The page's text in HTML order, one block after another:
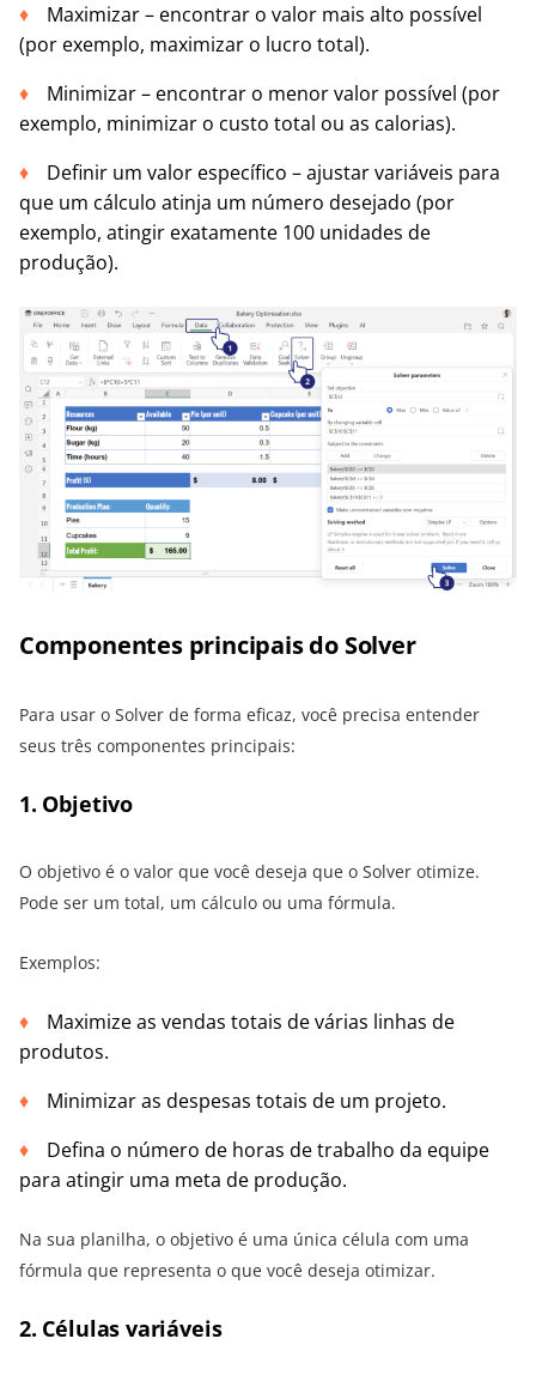
Maximizar – encontrar o valor mais alto possível
(por exemplo, maximizar o lucro total).
Minimizar – encontrar o menor valor possível (por
exemplo, minimizar o custo total ou as calorias).
Definir um valor específico – ajustar variáveis para
que um cálculo atinja um número desejado (por
exemplo, atingir exatamente 100 unidades de
produção).
Componentes principais do Solver
Para usar o Solver de forma eficaz, você precisa entender
seus três componentes principais:
1. Objetivo
O objetivo é o valor que você deseja que o Solver otimize.
Pode ser um total, um cálculo ou uma fórmula.
Exemplos:
Maximize as vendas totais de várias linhas de
produtos.
Minimizar as despesas totais de um projeto.
Defina o número de horas de trabalho da equipe
para atingir uma meta de produção.
Na sua planilha, o objetivo é uma única célula com uma
fórmula que representa o que você deseja otimizar.
2. Células variáveis